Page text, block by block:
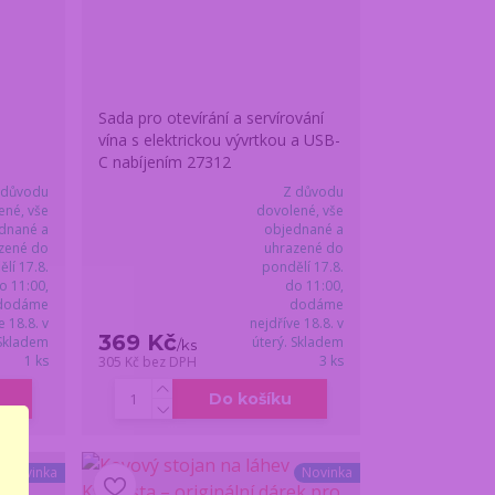
vše
a
do
17.8.
11:00,
18.8. v
1 ks
Sada pro otevírání a servírování
vína s elektrickou vývrtkou a USB-
C nabíjením 27312
369 Kč/ks
305 Kč bez DPH
Z důvodu
dovolené, vše
objednané a
uhrazené do
pondělí 17.8.
do 11:00,
dodáme
nejdříve 18.8. v
úterý. Skladem
3 ks
Do košíku
Novinka Novinka